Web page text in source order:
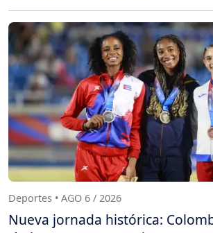
Deportes • AGO 6 / 2026
Nueva jornada histórica: